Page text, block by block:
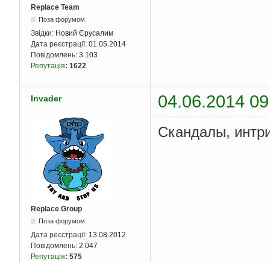
Replace Team
Поза форумом
Звідки: Новий Єрусалим
Дата реєстрації: 01.05.2014
Повідомлень: 3 103
Репутація: 1622
Invader 04.06.2014
Replace Group
Поза форумом
Дата реєстрації: 13.08.2012
Повідомлень: 2 047
Репутація: 575
Скандалы,